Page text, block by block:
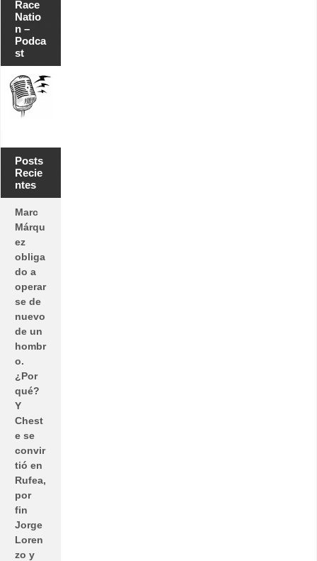
Race
Natio
n –
Podca
st
Posts
Recie
ntes
Marc
Márqu
ez
obliga
do a
operar
se de
nuevo
de un
hombr
o.
¿Por
qué?
Y
Chest
e se
convir
tió en
Rufea,
por
fin
Jorge
Loren
zo y